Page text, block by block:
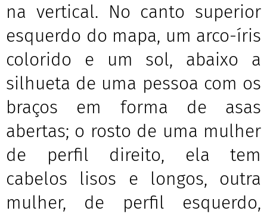
na vertical. No canto superior
esquerdo do mapa, um arco-íris
colorido e um sol, abaixo a
silhueta de uma pessoa com os
braços em forma de asas
abertas; o rosto de uma mulher
de perfil direito, ela tem
cabelos lisos e longos, outra
mulher, de perfil esquerdo,